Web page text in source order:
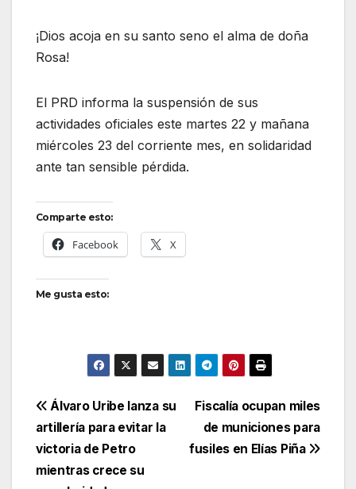
¡Dios acoja en su santo seno el alma de doña
Rosa!
El PRD informa la suspensión de sus
actividades oficiales este martes 22 y mañana
miércoles 23 del corriente mes, en solidaridad
ante tan sensible pérdida.
Comparte esto:
Facebook X
Me gusta esto:
Navegación
de
entradas
Fiscalía ocupan miles
de municiones para
fusiles en Elías Piña
Álvaro Uribe lanza su
artillería para evitar la
victoria de Petro
mientras crece su